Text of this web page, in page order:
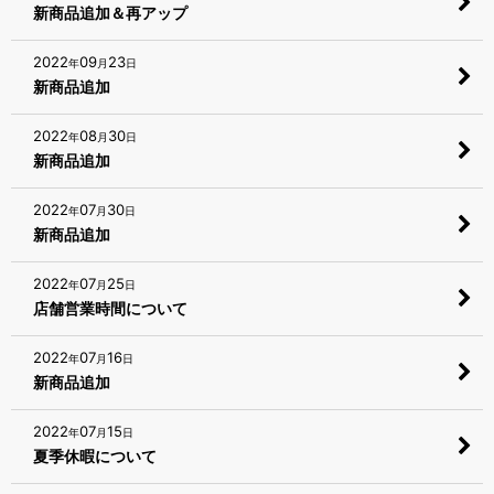
新商品追加＆再アップ
2022年09月 23日
新商品追加
2022年08月 30日
新商品追加
2022年07月 30日
新商品追加
2022年07月 25日
店舗営業時間について
2022年07月16日
新商品追加
2022年07月15日
夏季休暇について